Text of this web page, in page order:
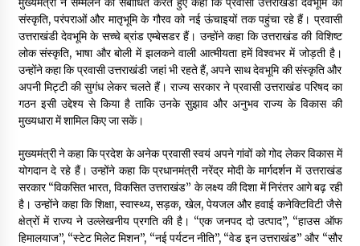
Thought Of The Day 11 May
May 11, 2022
Thought Of The Day 10 May
May 10, 2022
Thought Of The Day 9 May
May 9, 2022
संस्कृति, परंपराओं और मातृभूमि के गौरव को नई ऊंचाइयों तक पहुंचा रहे हैं। प्रवासी
उत्तराखंडी देवभूमि के सच्चे ब्रांड एम्बेसडर हैं। उन्होंने कहा कि उत्तराखंड की विशिष्ट
लोक संस्कृति, भाषा और बोली में झलकने वाली आत्मीयता हमें विश्वभर में जोड़ती है।
उन्होंने कहा कि प्रवासी उत्तराखंडी जहां भी रहते हैं, अपने साथ देवभूमि की संस्कृति और
अपनी मिट्टी की सुगंध लेकर चलते हैं। राज्य सरकार ने प्रवासी उत्तराखंड परिषद का
गठन इसी उद्देश्य से किया है ताकि उनके सुझाव और अनुभव राज्य के विकास की
मुख्यधारा में शामिल किए जा सकें।
मुख्यमंत्री ने कहा कि प्रदेश के अनेक प्रवासी स्वयं अपने गांवों को गोद लेकर विकास में
योगदान दे रहे हैं। उन्होंने कहा कि प्रधानमंत्री नरेंद्र मोदी के मार्गदर्शन में उत्तराखंड
सरकार “विकसित भारत, विकसित उत्तराखंड” के लक्ष्य की दिशा में निरंतर आगे बढ़ रही
है। उन्होंने कहा कि शिक्षा, स्वास्थ्य, सड़क, खेल, पेयजल और हवाई कनेक्टिविटी जैसे
क्षेत्रों में राज्य ने उल्लेखनीय प्रगति की है। “एक जनपद दो उत्पाद”, “हाउस ऑफ
हिमालयाज”, “स्टेट मिलेट मिशन”, “नई पर्यटन नीति”, “वेड इन उत्तराखंड” और “सौर